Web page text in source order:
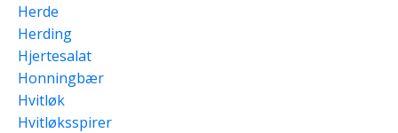
Herde
Herding
Hjertesalat
Honningbær
Hvitløk
Hvitløksspirer